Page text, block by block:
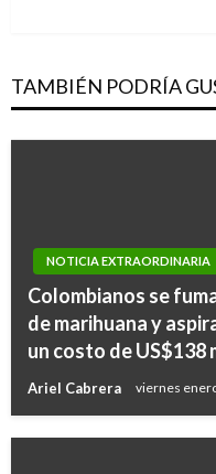
TAMBIÉN PODRÍA
NOTICIA EXTRAORDINARIA
Colombianos se
de marihuana y
un costo de US$138
Ariel Cabrera viernes